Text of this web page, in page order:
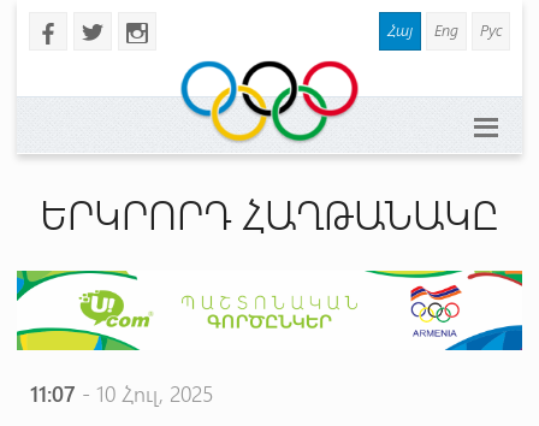
b a x Հայ Eng Рус
ԵՐԿՐՈՐԴ ՀԱՂԹԱՆԱԿԸ
11:07 - 10 Հուլ, 2025